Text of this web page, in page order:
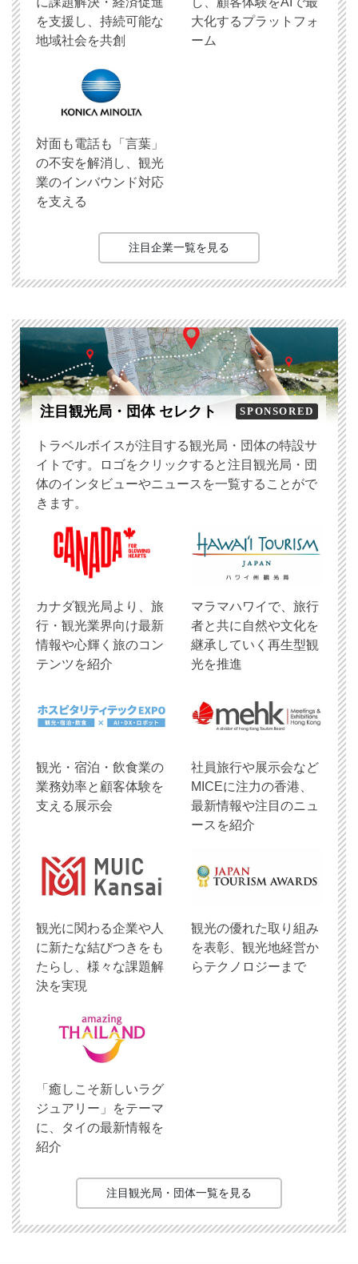
を支援し、持続可能な
地域社会を共創
大化するプラットフォ
ーム
対面も電話も「言葉」
の不安を解消し、観光
業のインバウンド対応
を支える
注目企業一覧を見る
注目観光局・団体 セレクト SPONSORED
トラベルボイスが注目する観光局・団体の特設サ
イトです。ロゴをクリックすると注目観光局・団
体のインタビューやニュースを一覧することがで
きます。
​カナダ観光局より、旅
行・観光業界向け最新
情報や心輝く旅のコン
テンツを紹介
マラマハワイで、旅行
者と共に自然や文化を
継承していく再生型観
光を推進
観光・宿泊・飲食業の
業務効率と顧客体験を
支える展示会
社員旅行や展示会など
MICEに注力の香港、
最新情報や注目のニュ
ースを紹介
観光に関わる企業や人
に新たな結びつきをも
たらし、様々な課題解
決を実現
観光の優れた取り組み
を表彰、観光地経営か
らテクノロジーまで
「癒しこそ新しいラグ
ジュアリー」をテーマ
に、タイの最新情報を
紹介
注目観光局・団体一覧を見る